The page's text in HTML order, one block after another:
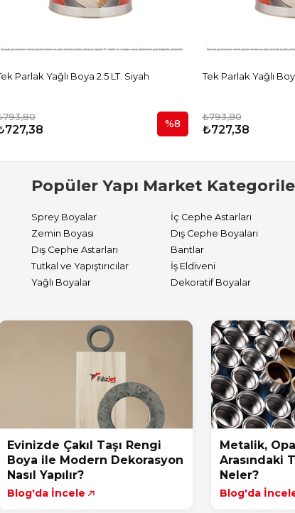
Parlak Yağlı Boya 2.5 LT. Siyah
%8
Tek Parlak Yağlı
₺793,80
₺727,38
Popüler Yapı Market
Sprey Boyalar İç Cephe Astarları
Zemin Boyası
Dış Cephe Boyaları
Dış Cephe Astarları
Bantlar
Tutkal ve Yapıştırıcılar
İş Eldiveni
Yağlı Boyalar
Dekoratif Boyalar
Evinizde Çakıl Taşı Rengi
Boya ile Modern Dekorasyon
Nasıl Yapılır?
Blog'da İncele
Metalik,
Arasındaki
Neler?
Blog'da